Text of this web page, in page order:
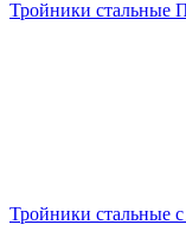
Тройники стальные
Тройники стальные